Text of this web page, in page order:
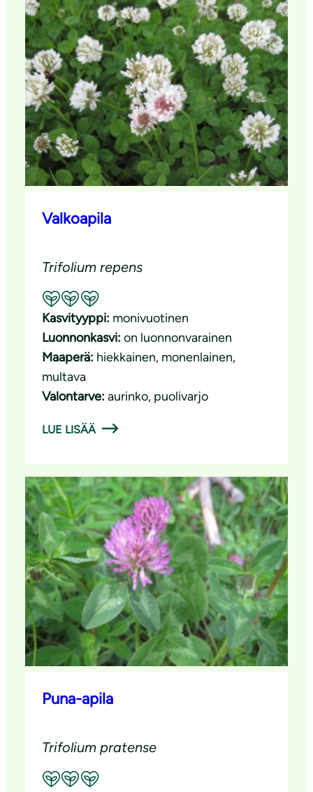
Valkoapila
Trifolium repens
Suositeltavuus: Erinomainen pölyttäjäkasvi
Kasvityyppi: monivuotinen
Luonnonkasvi: on luonnonvarainen
Maaperä: hiekkainen, monenlainen
multava
Valontarve: aurinko, puolivarjo
LUE LISÄÄ
Puna-apila
Trifolium pratense
Suositeltavuus: Erinomainen pölyttäjäkasvi